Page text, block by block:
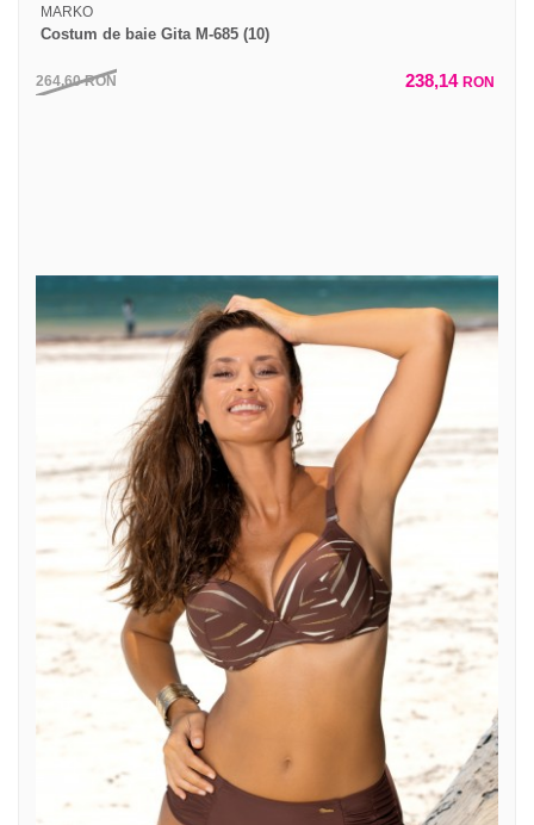
MARKO
Costum de baie Gita M-685 (10)
264,60RON 238,14 RON